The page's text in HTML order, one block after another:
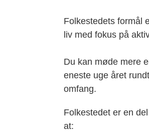
Folkestedets formål
liv med fokus på
Du kan møde mere
eneste uge året
omfang.
Folkestedet er en
at: